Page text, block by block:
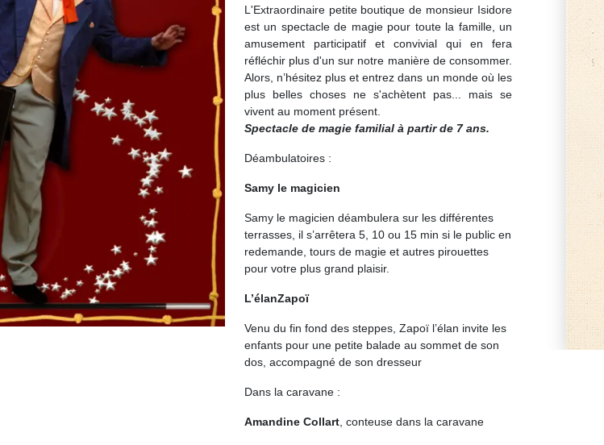
L'Extraordinaire petite boutique de monsieur Isidore
est un spectacle de magie pour toute la famille, un
amusement participatif et convivial qui en fera
réfléchir plus d'un sur notre manière de consommer.
Alors, n’hésitez plus et entrez dans un monde où les
plus belles choses ne s'achètent pas... mais se
vivent au moment présent.
Spectacle de magie familial à partir de 7 ans.
Déambulatoires :
Samy le magicien
Samy le magicien déambulera sur les différentes
terrasses, il s’arrêtera 5, 10 ou 15 min si le public en
redemande, tours de magie et autres pirouettes
pour votre plus grand plaisir.
L’élanZapoï
Venu du fin fond des steppes, Zapoï l’élan invite les
enfants pour une petite balade au sommet de son
dos, accompagné de son dresseur
Dans la caravane :
Amandine Collart, conteuse dans la caravane